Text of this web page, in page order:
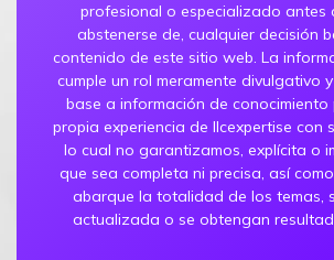
profesional o especializado antes
abstenerse de, cualquier decisión
contenido de este sitio web. La
cumple un rol meramente divulgativo
base a información de conocimiento
propia experiencia de llcexpertise con
lo cual no garantizamos, explícita o
que sea completa ni precisa, así
abarque la totalidad de los temas,
actualizada o se obtengan